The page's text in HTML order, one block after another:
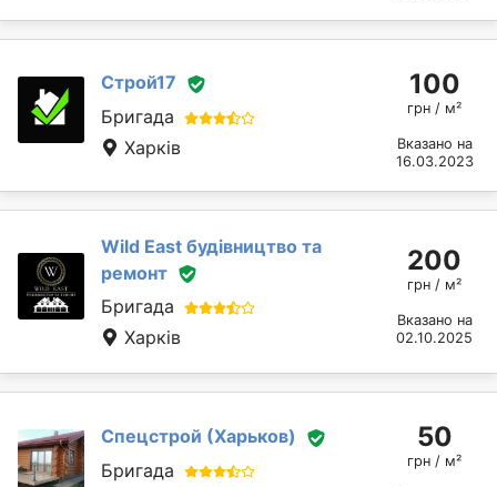
Строй17
Бригада
Харків
100
грн / м²
Вказано на
16.03.2023
Wild East будівництво та
ремонт
Бригада
Харків
200
грн / м²
Вказано на
02.10.2025
Спецстрой (Харьков)
Бригада
50
грн / м²